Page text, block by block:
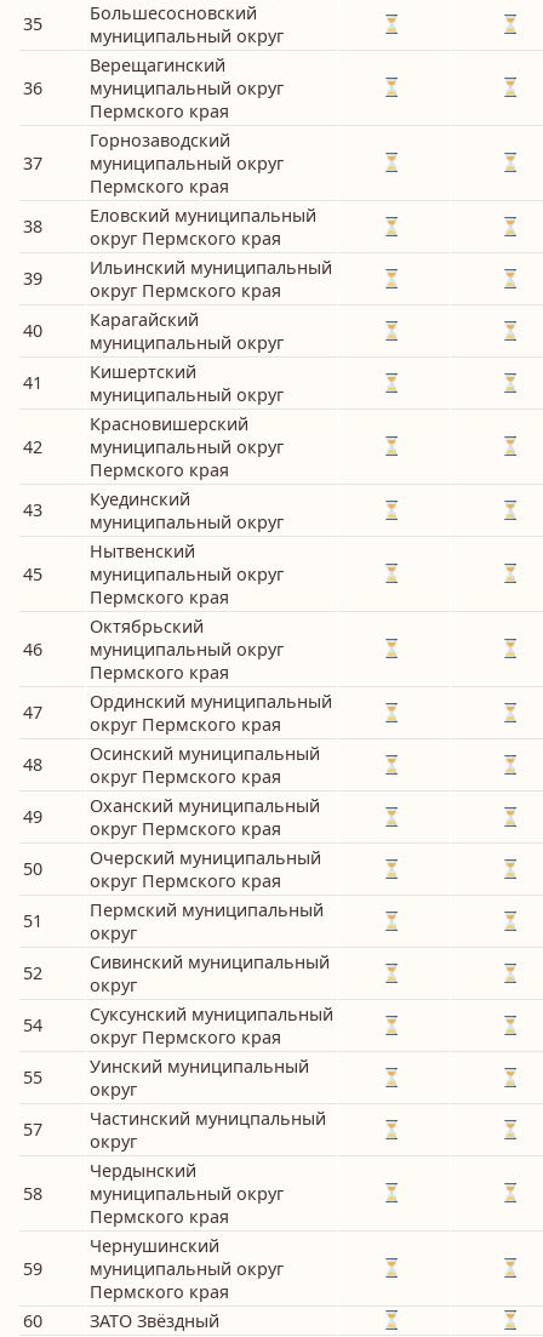
35
Большесосновский
муниципальный округ
36
Верещагинский
муниципальный округ
Пермского края
37
Горнозаводский
муниципальный округ
Пермского края
38
Еловский муниципальный
округ Пермского края
39
Ильинский муниципальный
округ Пермского края
40
Карагайский
муниципальный округ
41
Кишертский
муниципальный округ
42
Красновишерский
муниципальный округ
Пермского края
43
Куединский
муниципальный округ
45
Нытвенский
муниципальный округ
Пермского края
46
Октябрьский
муниципальный округ
Пермского края
47
Ординский муниципальный
округ Пермского края
48
Осинский муниципальный
округ Пермского края
49
Оханский муниципальный
округ Пермского края
50
Очерский муниципальный
округ Пермского края
51
Пермский муниципальный
округ
52
Сивинский муниципальный
округ
54
Суксунский муниципальный
округ Пермского края
55
Уинский муниципальный
округ
57
Частинский муницпальный
округ
58
Чердынский
муниципальный округ
Пермского края
59
Чернушинский
муниципальный округ
Пермского края
60
ЗАТО Звёздный